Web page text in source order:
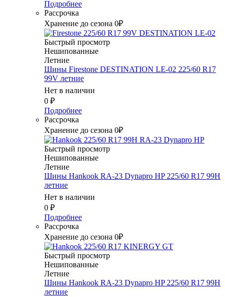
Подробнее
Рассрочка
Хранение до сезона 0₽
Быстрый просмотр
Нешипованные
Летние
Шины Firestone DESTINATION LE-02 225/60 R17
99V летние
Нет в наличии
0 ₽
Подробнее
Рассрочка
Хранение до сезона 0₽
Быстрый просмотр
Нешипованные
Летние
Шины Hankook RA-23 Dynapro HP 225/60 R17 99H
летние
Нет в наличии
0 ₽
Подробнее
Рассрочка
Хранение до сезона 0₽
Быстрый просмотр
Нешипованные
Летние
Шины Hankook RA-23 Dynapro HP 225/60 R17 99H
летние